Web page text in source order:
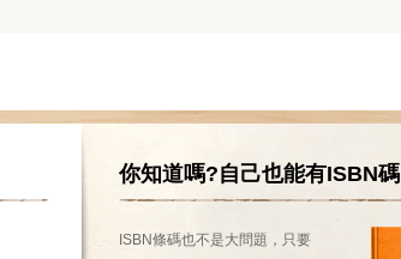
你知道嗎?自己也能有ISBN碼
ISBN條碼也不是大問題，只要